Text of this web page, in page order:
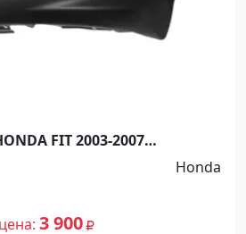
FIT 2003-2007
Honda
цена 3 900